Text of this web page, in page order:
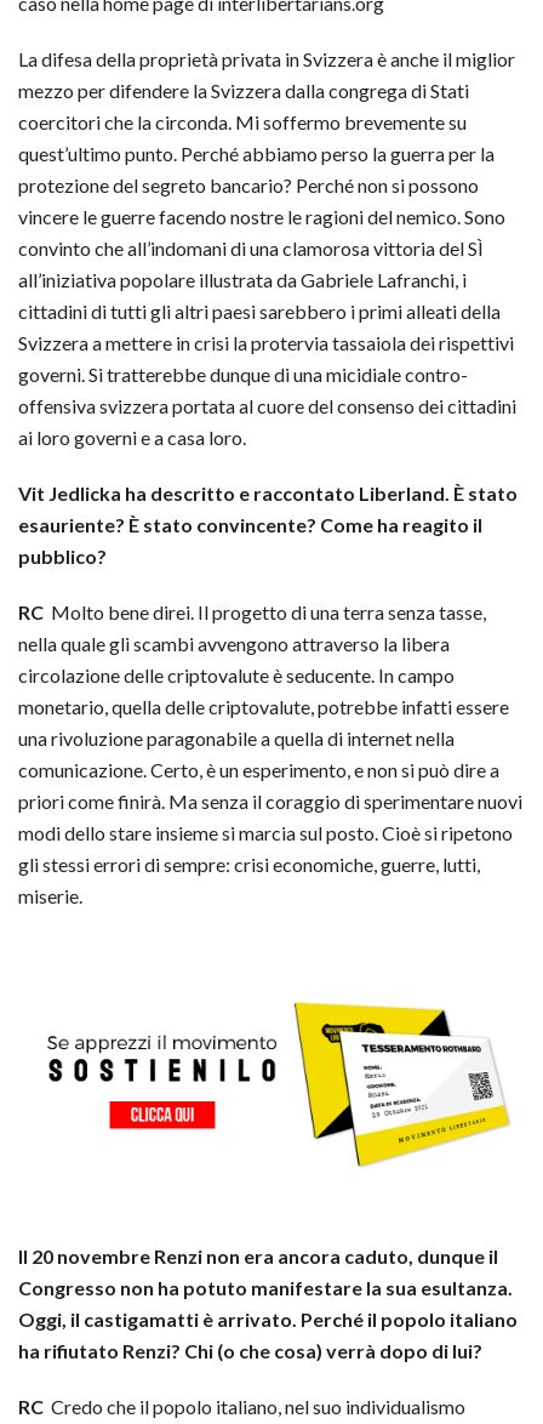
La difesa della proprietà privata in Svizzera è anche il miglior
mezzo per difendere la Svizzera dalla congrega di Stati
coercitori che la circonda. Mi soffermo brevemente su
quest’ultimo punto. Perché abbiamo perso la guerra per la
protezione del segreto bancario? Perché non si possono
vincere le guerre facendo nostre le ragioni del nemico. Sono
convinto che all’indomani di una clamorosa vittoria del SÌ
all’iniziativa popolare illustrata da Gabriele Lafranchi, i
cittadini di tutti gli altri paesi sarebbero i primi alleati della
Svizzera a mettere in crisi la protervia tassaiola dei rispettivi
governi. Si tratterebbe dunque di una micidiale contro-
offensiva svizzera portata al cuore del consenso dei cittadini
ai loro governi e a casa loro.
Vit Jedlicka ha descritto e raccontato Liberland. È stato
esauriente? È stato convincente? Come ha reagito il
pubblico?
RC Molto bene direi. Il progetto di una terra senza tasse,
nella quale gli scambi avvengono attraverso la libera
circolazione delle criptovalute è seducente. In campo
monetario, quella delle criptovalute, potrebbe infatti essere
una rivoluzione paragonabile a quella di internet nella
comunicazione. Certo, è un esperimento, e non si può dire a
priori come finirà. Ma senza il coraggio di sperimentare nuovi
modi dello stare insieme si marcia sul posto. Cioè si ripetono
gli stessi errori di sempre: crisi economiche, guerre, lutti,
miserie.
Il 20 novembre Renzi non era ancora caduto, dunque il
Congresso non ha potuto manifestare la sua esultanza.
Oggi, il castigamatti è arrivato. Perché il popolo italiano
ha rifiutato Renzi? Chi (o che cosa) verrà dopo di lui?
RC Credo che il popolo italiano, nel suo individualismo